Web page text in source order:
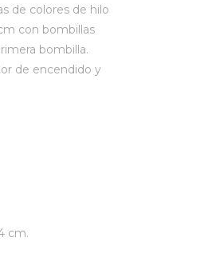
de colores de hilo
con bombillas
bombilla.
de encendido y
cm.